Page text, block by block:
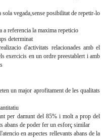
vegada,sense posibilitat de repetir-lo
a referencia la maxima repeticio
determinat
d'activitats relacionades amb el
exercicis en un ordre preestablert i amb
un major aprofitament de les qualitats
per damunt del 85% i molt a prop del
abans de poder fer un esforç similar
en aspectes rellevants abans de la